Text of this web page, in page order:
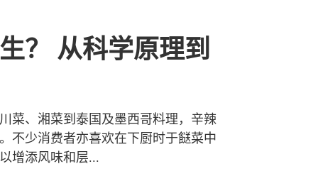
？ 从科学原理到
菜、湘菜到泰国及墨西哥料理，辛辣
不少消费者亦喜欢在下厨时于餸菜中
增添风味和层...